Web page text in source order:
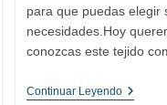
para que puedas elegir
necesidades.Hoy
conozcas este tejido
Continuar Leyendo